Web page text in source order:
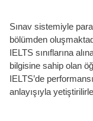
Sınav sistemiyle
bölümden
IELTS sınıflarına
bilgisine sahip olan
IELTS’de
anlayışıyla